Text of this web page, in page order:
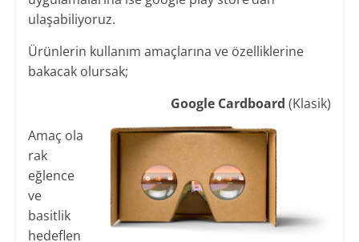
ulaşabiliyoruz.
Ürünlerin kullanım amaçlarına ve özelliklerine
bakacak olursak;
Google Cardboard(Klasik)
Amaç ola
rak
eğlence
ve
basitlik
hedeflen